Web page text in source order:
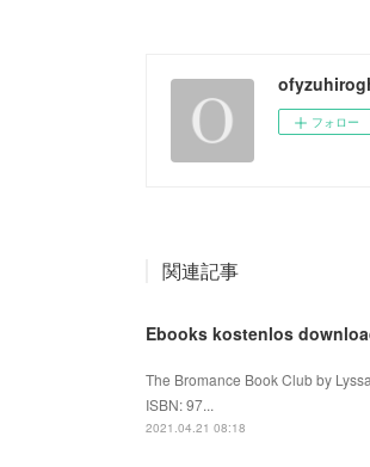
フォロー
関連記事
Ebooks kostenlos
The Bromance Book Club by
ISBN: 97...
2021.04.21 08:18